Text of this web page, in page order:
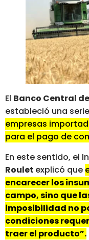
El Banco Central
estableció una
empresas
para el pago de
En este sentido, el
Roulet explicó que
encarecer los
campo, sino que
imposibilidad no
condiciones
traer el producto”.